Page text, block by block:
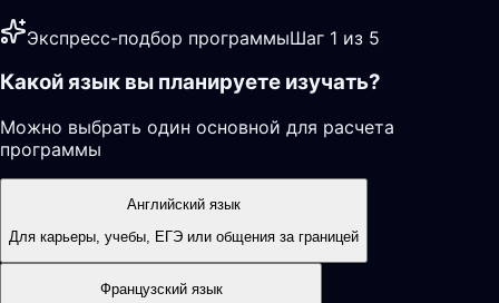
Экспресс-подбор программыШаг 1 из 5
Какой язык вы планируете изучать?
Можно выбрать один основной для расчета
программы
Английский язык
Для карьеры, учебы, ЕГЭ или общения за границей
Французский язык